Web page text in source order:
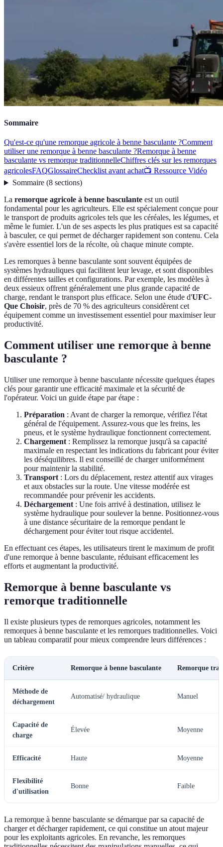
Sommaire
Qu'est-ce qu'une remorque agricole à benne basculante ?Comment
utiliser une remorque à benne basculante ?Remorque à benne
basculante vs remorque traditionnelleChiffres clés sur les remorques
agricolesFAQGlossaireChecklist avant achat📺 Ressource Vidéo
Sommaire(8 sections)
La remorque agricole à benne basculante est un outil
fondamental pour les agriculteurs. Elle est spécialement conçue pour
le transport de produits agricoles tels que les céréales, les légumes, et
même le fumier. L'un de ses aspects les plus pratiques est sa capacité
à basculer, ce qui permet de décharger rapidement son contenu. Cela
s'avère essentiel lors de la récolte, où chaque minute compte.
Les remorques à benne basculante sont souvent équipées de
systèmes hydrauliques qui facilitent leur levage, et sont disponibles
en différentes tailles et configurations. Par exemple, les modèles à
deux essieux offrent généralement une plus grande capacité de
charge, rendant le transport plus efficace. Selon une étude d'UFC-
Que Choisir, près de 70 % des agriculteurs considèrent cet
équipement comme un investissement essentiel pour maximiser leur
productivité.
Comment utiliser une remorque à benne
basculante ?
Utiliser une remorque à benne basculante nécessite quelques étapes
clés pour garantir une efficacité maximale et la sécurité de
l'opérateur. Voici un guide étape par étape :
Préparation : Avant de charger la remorque, vérifiez l'état
général de l'équipement. Assurez-vous que les freins, les
pneus, et le système hydraulique fonctionnent correctement.
Chargement : Remplissez la remorque jusqu'à sa capacité
maximale en respectant les indications du fabricant pour éviter
les déséquilibres. Il est conseillé de charger uniformément
pour maintenir la stabilité.
Transport : Lors du déplacement, restez attentif aux virages
et aux obstacles sur la route. Une vitesse modérée est
recommandée pour prévenir les accidents.
Déchargement : Une fois arrivé à destination, utilisez le
système hydraulique pour soulever la benne. Positionnez-vous
à une distance sécuritaire de la remorque pendant le
déchargement pour éviter tout risque accidentel.
En effectuant ces étapes, les utilisateurs tirent le maximum de profit
d'une remorque à benne basculante, réduisant efficacement les
efforts et augmentant la productivité.
Remorque à benne basculante vs
remorque traditionnelle
Il existe plusieurs types de remorques agricoles, notamment les
remorques à benne basculante et les remorques traditionnelles. Voici
un tableau comparatif pour mieux comprendre leurs différences :
Critère Remorque à benne basculante Remorque
Méthode de
déchargement
Automatisé/ hydraulique Manuel
Capacité de
charge
Élevée Moyenne
Efficacité Haute Moyenne
Flexibilité
d'utilisation
Bonne Faible
La remorque à benne basculante se démarque par sa capacité de
charger et décharger rapidement, ce qui constitue un atout majeur
pour les exploitants agricoles. En revanche, les remorques